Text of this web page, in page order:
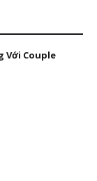
Với Couple